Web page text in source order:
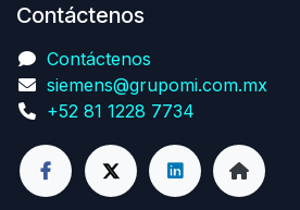
Contáctenos
Contáctenos
siemens@grupomi.com.mx
+52 81 1228 7734